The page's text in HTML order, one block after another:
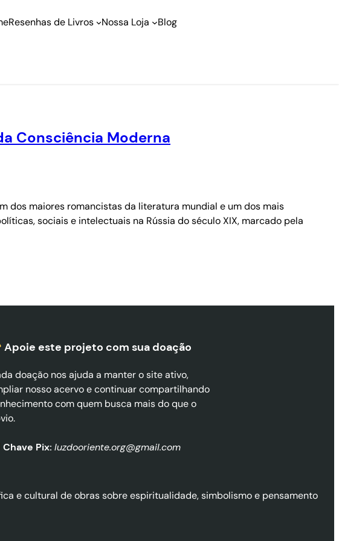
Resenhas de Livros Nossa Loja Blog
Consciência Moderna
dos maiores romancistas da literatura mundial e um dos mais
sociais e intelectuais na Rússia do século XIX, marcado pela
Apoie este projeto com sua doação
doação nos ajuda a manter o site ativo,
nosso acervo e continuar compartilhando
com quem busca mais do que o
Chave Pix: luzdooriente.org@gmail.com
e cultural de obras sobre espiritualidade, simbolismo e pensamento